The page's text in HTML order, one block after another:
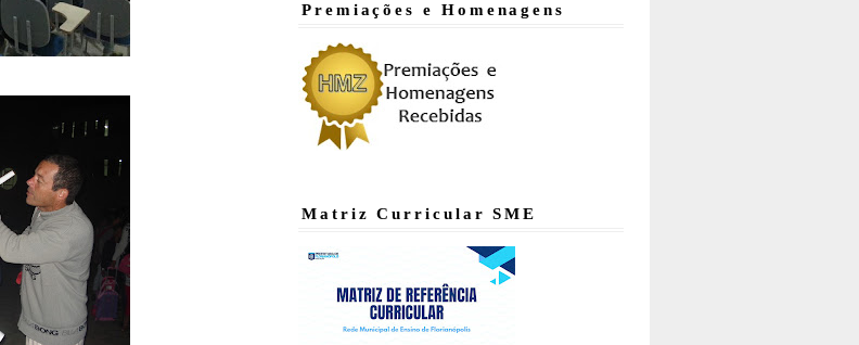
Premiações e Homenagens
Matriz Curricular SME